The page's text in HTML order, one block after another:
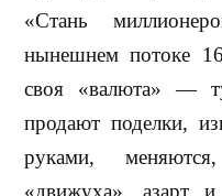
«Стань
нынешнем потоке
своя «валюта» —
продают поделки,
руками,
«движуха», азарт и